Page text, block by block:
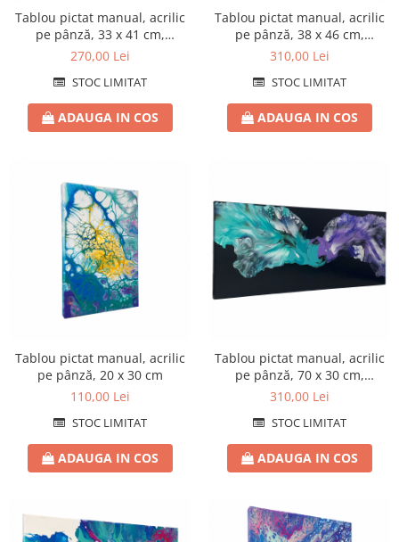
Tablou pictat manual, acrilic
pe pânză, 33 x 41 cm,
iridescent
270,00 Lei
STOC LIMITAT
ADAUGA IN COS
Tablou pictat manual, acrilic
pe pânză, 38 x 46 cm,
iridescent
310,00 Lei
STOC LIMITAT
ADAUGA IN COS
Tablou pictat manual, acrilic
pe pânză, 20 x 30 cm
110,00 Lei
STOC LIMITAT
ADAUGA IN COS
Tablou pictat manual, acrilic
pe pânză, 70 x 30 cm,
iridescent
310,00 Lei
STOC LIMITAT
ADAUGA IN COS